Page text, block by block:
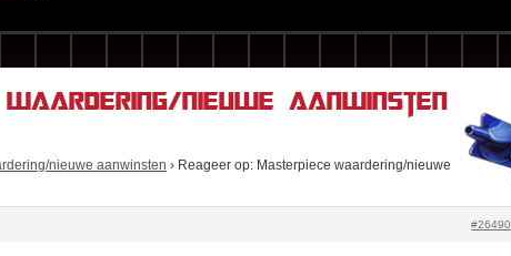
nieuwe aanwinsten
nieuwe aanwinsten › Reageer op: Masterpiece waardering/nieuwe
#26490